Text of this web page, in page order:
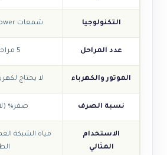
التكنولوجيا شمعات Tank Power المبتكرة
عدد المراحل 5 مراحل ترشيح
الموتور والكهرباء لا يحتاج
نسبة الصرف صفر%
الاستخدام
المثالي
مياه الشبكة